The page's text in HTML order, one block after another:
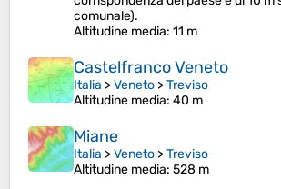
comunale).
Altitudine media: 11 m
Castelfranco Veneto
Italia >Veneto >Treviso
Altitudine media: 40 m
Miane
Italia >Veneto >Treviso
Altitudine media: 528 m